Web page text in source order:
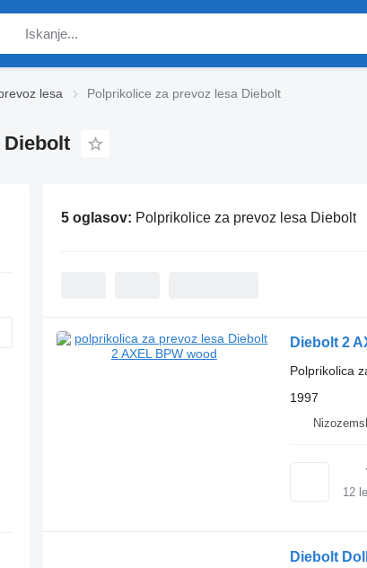
lesa Polprikolice za prevoz lesa Diebolt
5 oglasov: Polprikolice za prevoz lesa Diebolt
Diebolt 2
Polprikolica
1997
12
Diebolt